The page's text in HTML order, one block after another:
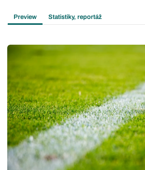
Preview Statistiky, reportáž